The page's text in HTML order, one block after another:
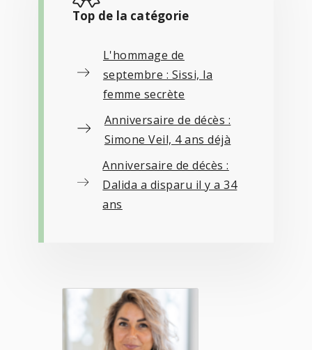
Top de la catégorie
L'hommage de
septembre : Sissi, la
femme secrète
Anniversaire de décès :
Simone Veil, 4 ans déjà
Anniversaire de décès :
Dalida a disparu il y a 34
ans